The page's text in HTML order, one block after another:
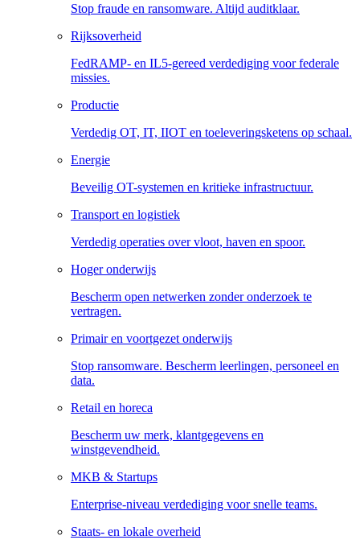
Stop fraude en ransomware. Altijd auditklaar.
Rijksoverheid
FedRAMP- en IL5-gereed verdediging voor federale
missies.
Productie
Verdedig OT, IT, IIOT en toeleveringsketens op schaal.
Energie
Beveilig OT-systemen en kritieke infrastructuur.
Transport en logistiek
Verdedig operaties over vloot, haven en spoor.
Hoger onderwijs
Bescherm open netwerken zonder onderzoek te
vertragen.
Primair en voortgezet onderwijs
Stop ransomware. Bescherm leerlingen, personeel en
data.
Retail en horeca
Bescherm uw merk, klantgegevens en
winstgevendheid.
MKB & Startups
Enterprise-niveau verdediging voor snelle teams.
Staats- en lokale overheid